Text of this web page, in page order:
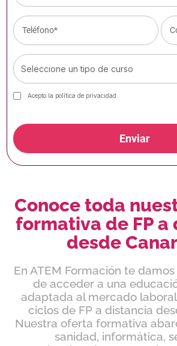
Acepto la política de privacidad
Enviar
Conoce toda
formativa de FP a
desde
En ATEM Formación te
de acceder a una
adaptada al mercado
ciclos de FP a distancia
Nuestra oferta formativa
sanidad, informática,